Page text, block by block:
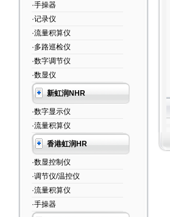
·手操器
·记录仪
·流量积算仪
·多路巡检仪
·数字调节仪
·数显仪
新虹润NHR
·数字显示仪
·流量积算仪
香港虹润HR
·数显控制仪
·调节仪/温控仪
·流量积算仪
·手操器